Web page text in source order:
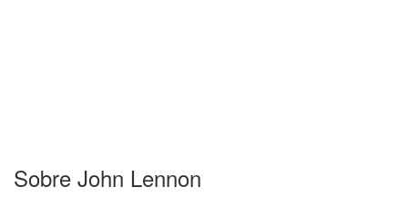
Sobre John Lennon